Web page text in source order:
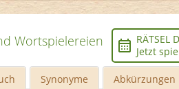
Wortspielereien
RÄTSEL
Jetzt
Synonyme Abkürzungen